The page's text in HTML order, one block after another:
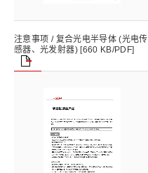
注意事项 / 复合光电半导体 (光电传
感器、光发射器) [660 KB/PDF]